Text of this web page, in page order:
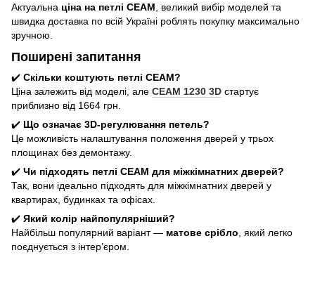
Актуальна ціна на петлі CEAM , великий вибір моделей та
швидка доставка по всій Україні роблять покупку максимально
зручною.
Поширені запитання
✔️ Скільки коштують петлі CEAM?
Ціна залежить від моделі, але CEAM 1230 3D стартує
приблизно від 1664 грн.
✔️ Що означає 3D-регулювання петель?
Це можливість налаштування положення дверей у трьох
площинах без демонтажу.
✔️ Чи підходять петлі CEAM для міжкімнатних дверей?
Так, вони ідеально підходять для міжкімнатних дверей у
квартирах, будинках та офісах.
✔️ Який колір найпопулярніший?
Найбільш популярний варіант — матове срібло, який легко
поєднується з інтер’єром.